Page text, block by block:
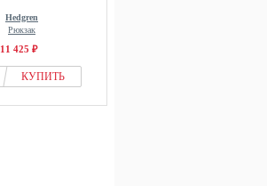
Hedgren
Рюкзак
11 425 ₽
КУПИТЬ